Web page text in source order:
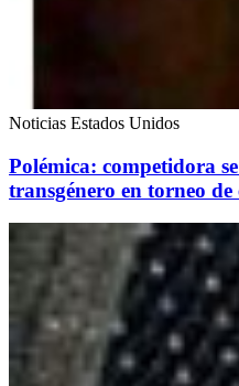
Noticias Estados Unidos
Polémica: competidora
transgénero en torneo